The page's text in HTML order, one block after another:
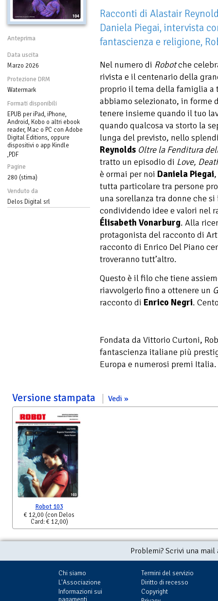
Anteprima
Data uscita
Marzo 2026
Protezione DRM
Watermark
Formati disponibili
EPUB per iPad, iPhone,
Android, Kobo o altri ebook
reader, Mac o PC con Adobe
Digital Editions, oppure
dispositivi o app Kindle
,PDF
Pagine
280 (stima)
Venduto da
Delos Digital srl
Racconti di Alastair
Daniela Piegai, intervista
fantascienza e religione,
Nel numero di Robotche
rivista e il centenario della
proprio il tema della famiglia a
abbiamo selezionato, in forme
tenere insieme quando il tuo
quando qualcosa va storto la
lunga del previsto, nello
Reynolds Oltre la Fenditura
tratto un episodio di Love,
è ormai per noi Daniela Piegai
tutta particolare tra persone
una sorellanza tra donne che
condividendo idee e valori nel
Élisabeth Vonarburg. Alla
protagonista del racconto di
racconto di Enrico Del Piano
troveranno tutt’altro.
Questo è il filo che tiene
riavvolgerlo fino a ottenere un
racconto di Enrico Negri.
Fondata da Vittorio Curtoni,
fantascienza italiane più
Europa e numerosi premi
Versione stampata Vedi
Robot 103
€ 12,00 (con Delos
Card: € 12,00)
Problemi? Scrivi una
Chi siamo
L'Associazione
Informazioni sui
pagamenti
Termini del servizio
Diritto di recesso
Copyright